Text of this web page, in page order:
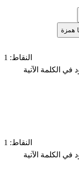
همزة
النقاط: 1
الكلمة الآتية
النقاط: 1
الكلمة الآتية